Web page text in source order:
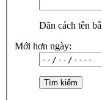
Dãn cách tên
Mới hơn ngày: